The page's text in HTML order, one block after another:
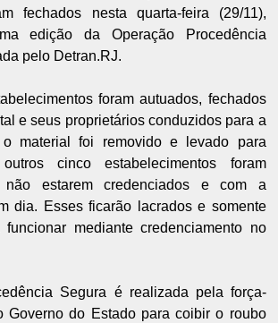
fechados nesta quarta-feira (29/11),
edição da Operação Procedência
pelo Detran.RJ.
foram autuados, fechados
e seus proprietários conduzidos para a
o material foi removido e levado para
cinco estabelecimentos foram
não estarem credenciados e com a
dia. Esses ficarão lacrados e somente
mediante credenciamento no
Segura é realizada pela força-
Governo do Estado para coibir o roubo